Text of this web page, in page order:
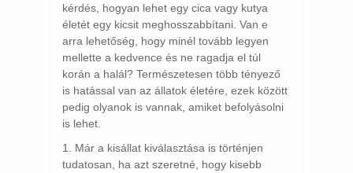
kérdés, hogyan lehet egy cica vagy kutya
életét egy kicsit meghosszabbítani. Van e
arra lehetőség, hogy minél tovább legyen
mellette a kedvence és ne ragadja el túl
korán a halál? Természetesen több tényező
is hatással van az állatok életére, ezek között
pedig olyanok is vannak, amiket befolyásolni
is lehet.
1. Már a kisállat kiválasztása is történjen
tudatosan, ha azt szeretné, hogy kisebb